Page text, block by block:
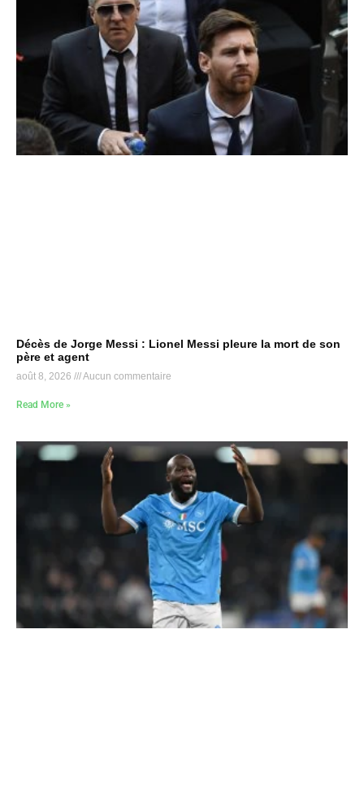
Décès de Jorge Messi : Lionel Messi pleure la mort de son
père et agent
août 8, 2026 Aucun commentaire
Read More »